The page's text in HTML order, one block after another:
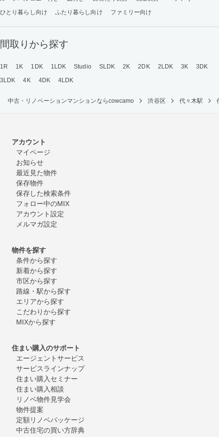
ひとり暮らし向け
ふたり暮らし向け ファミリー向け
間取りから探す
1R 1K 1DK 1LDK Studio SLDK 2K 2DK 2LDK 3K
3DK
3LDK
4K 4DK 4LDK
中古・リノベーションマンションならcowcamo 渋谷区 代々木駅
アカウント
マイページ
お知らせ
最近見た物件
保存物件
保存した検索条件
フォロー中のMIX
アカウント設定
メルマガ設定
物件を探す
条件から探す
新着から探す
市区から探す
路線・駅から探す
エリアから探す
こだわりから探す
MIXから探す
住まい購入のサポート
エージェントサービス
サービスラインナップ
住まい購入セミナー
住まい購入相談
リノベ物件見学会
物件提案
定額リノベパッケージ
中古住宅の買い方辞典